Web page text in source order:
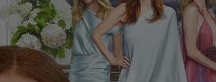
odnośnik „Ustawienia prywatności ” w
plików cookie możliwa jest także za
My, nasi Zaufani Partnerzy i Agora S.A.
Użycie dokładnych danych